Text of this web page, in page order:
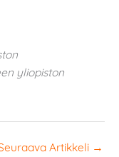
yliopiston
Artikkeli →